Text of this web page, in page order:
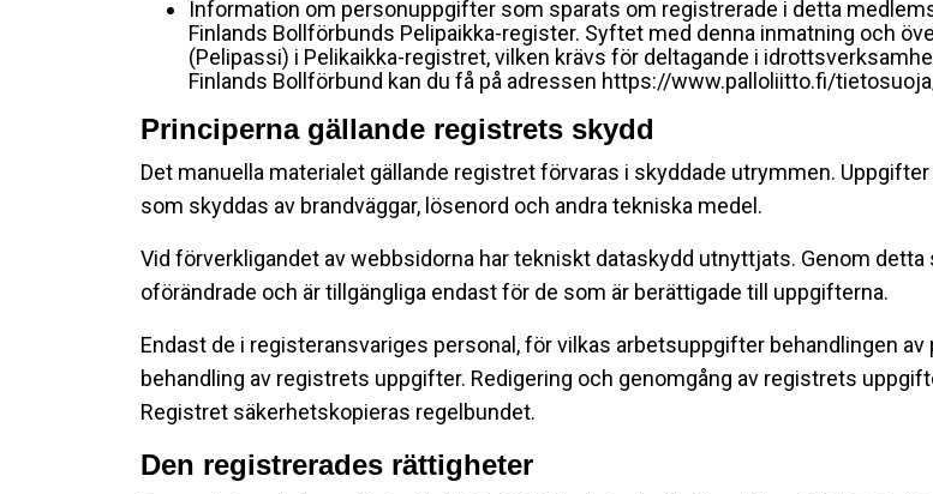
Information om personuppgifter som sparats om registrerade i detta
Finlands Bollförbunds Pelipaikka-register. Syftet med denna inmatning och
(Pelipassi) i Pelikaikka-registret, vilken krävs för deltagande i
Finlands Bollförbund kan du få på adressen https://www.palloliitto.fi/
Principerna gällande registrets skydd
Det manuella materialet gällande registret förvaras i skyddade utrymmen.
som skyddas av brandväggar, lösenord och andra tekniska medel.
Vid förverkligandet av webbsidorna har tekniskt dataskydd utnyttjats. Genom
oförändrade och är tillgängliga endast för de som är berättigade till uppgifterna.
Endast de i registeransvariges personal, för vilkas arbetsuppgifter behandlingen
behandling av registrets uppgifter. Redigering och genomgång av registrets
Registret säkerhetskopieras regelbundet.
Den registrerades rättigheter